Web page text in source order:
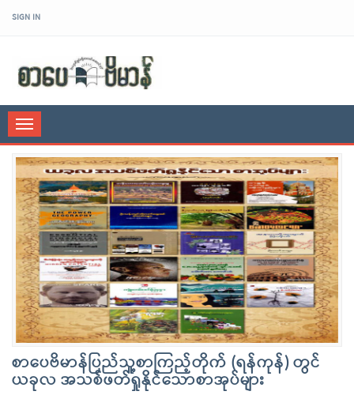
SIGN IN
Toggle
navigation
စာပေဗိမာန်ပြည်သူ့စာကြည့်တိုက် (ရန်ကုန်) တွင်
ယခုလ အသစ်ဖတ်ရှုနိုင်သောစာအုပ်များ